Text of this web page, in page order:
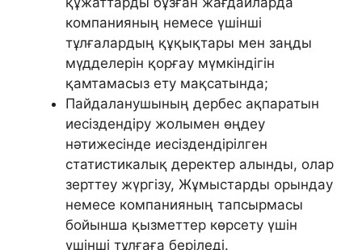
компанияның немесе үшінші
тұлғалардың құқықтары мен заңды
мүдделерін қорғау мүмкіндігін
қамтамасыз ету мақсатында;
Пайдаланушының дербес ақпаратын
иесіздендіру жолымен өңдеу
нәтижесінде иесіздендірілген
статистикалық деректер алынды, олар
зерттеу жүргізу, Жұмыстарды орындау
немесе компанияның тапсырмасы
бойынша қызметтер көрсету үшін
үшінші тұлғаға беріледі.